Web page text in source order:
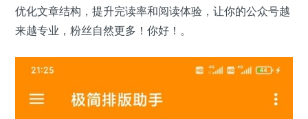
优化文章结构，提升完读率和阅读体验，让你的公众号越
来越专业，粉丝自然更多！你好！。